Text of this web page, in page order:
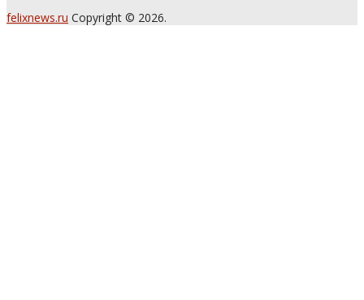
felixnews.ru Copyright © 2026.